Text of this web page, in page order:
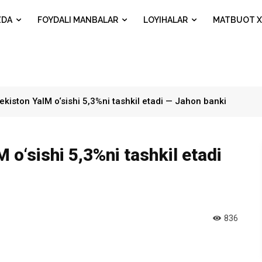
FOYDALI MANBALAR LOYIHALAR MATBUOT
YaIM o‘sishi 5,3%ni tashkil etadi — Jahon banki
o‘sishi 5,3%ni tashkil etadi
836